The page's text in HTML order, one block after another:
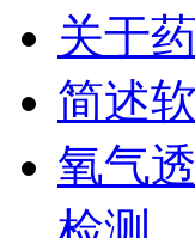
关于
简述
氧气